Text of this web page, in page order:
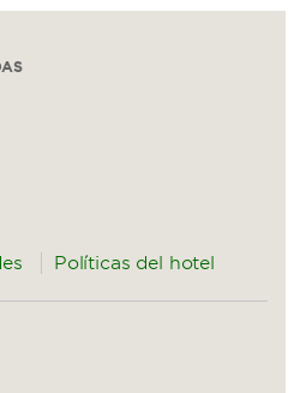
Políticas del hotel